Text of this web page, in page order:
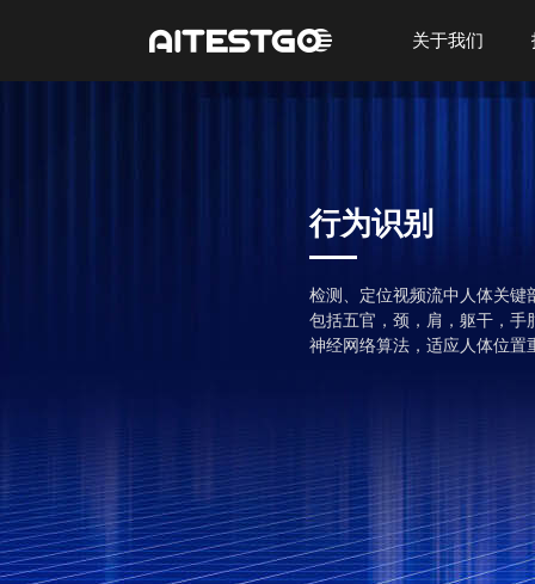
关于我们
行为识别
检测、定位视频流中人体关键
包括五官，颈，肩，躯干，手
神经网络算法，适应人体位置